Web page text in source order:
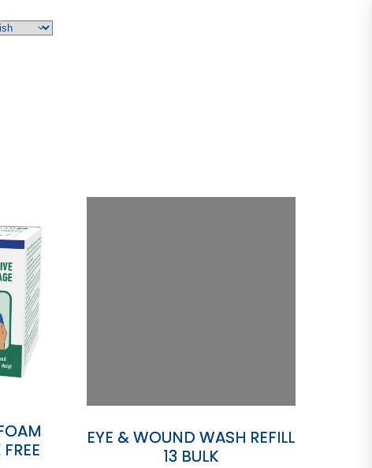
EYE & WOUND WASH REFILL
13 BULK